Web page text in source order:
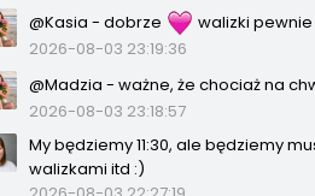
@Kasia - dobrze
walizki
2026-08-03 23:19:36
@Madzia - ważne, że chociaż na
2026-08-03 23:18:57
My będziemy 11:30, ale będziemy
walizkami itd :)